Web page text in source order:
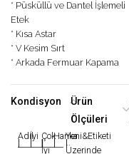
* Püsküllü ve Dantel İşlemeli
Etek
* Kısa Astar
* V Kesim Sırt
* Arkada Fermuar Kapama
Kondisyon
Adilİyi
|
Çok
İyi
Harika
|
Yeni&Etiketi
Üzerinde
Ürün
Ölçüleri